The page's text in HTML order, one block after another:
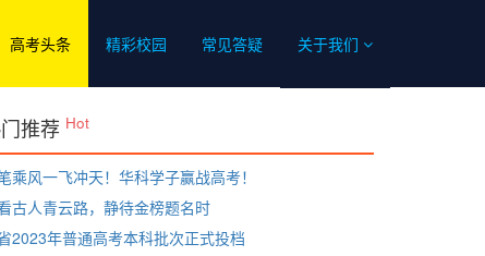
高考头条 精彩校园 常见答疑 关于我们
推荐 Hot
乘风一飞冲天！华科学子赢战高考！
古人青云路，静待金榜题名时
2023年普通高考本科批次正式投档